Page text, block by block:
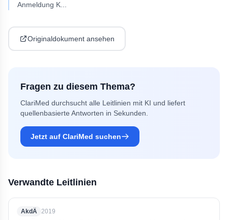
Anmeldung K
Originaldokument ansehen
Fragen zu diesem Thema?
ClariMed durchsucht alle Leitlinien mit KI und liefert
quellenbasierte Antworten in Sekunden.
Jetzt auf ClariMed suchen
Verwandte Leitlinien
AkdÄ 2019